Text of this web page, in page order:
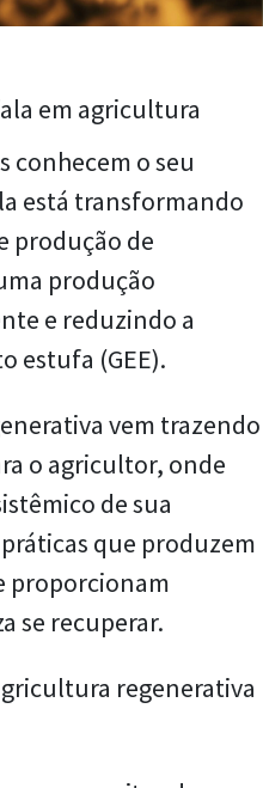
em agricultura
conhecem o seu
está transformando
produção de
produção
e reduzindo a
estufa (GEE).
vem trazendo
o agricultor, onde
de sua
que produzem
proporcionam
se recuperar.
regenerativa